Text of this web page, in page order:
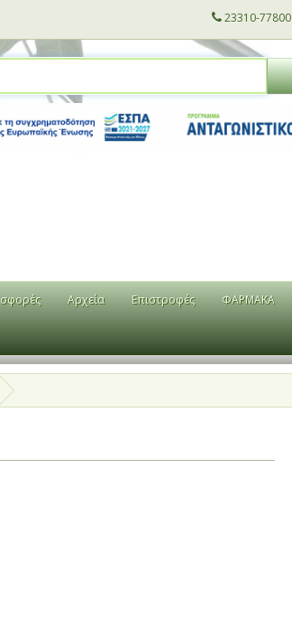
23310-77800
Αρχεία Επιστροφές ΦΑΡΜΑΚΑ